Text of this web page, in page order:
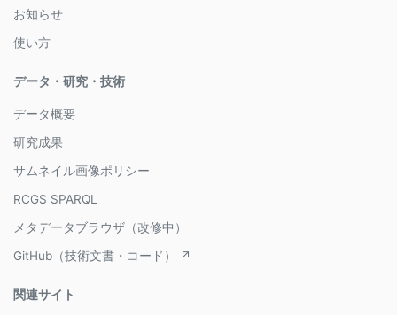
お知らせ
使い方
データ・研究・技術
データ概要
研究成果
サムネイル画像ポリシー
RCGS SPARQL
メタデータブラウザ（改修中）
GitHub（技術文書・コード） ↗
関連サイト